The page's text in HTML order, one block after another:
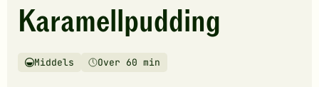
har
foreløpig
vurderinger.
Karamellpudding
Vanskelighetsgrad
Middels
TilberedningstidOver 60 min